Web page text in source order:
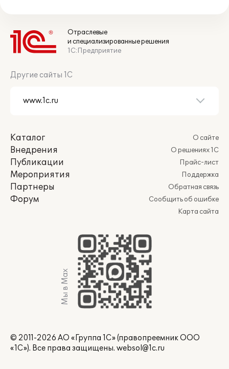
Отраслевые
и специализированные решения
1С:Предприятие
Другие сайты 1С
Каталог
Внедрения
Публикации
Мероприятия
Партнеры
Форум
О сайте
О решениях 1С
Прайс-лист
Поддержка
Обратная связь
Сообщить об ошибке
Карта сайта
Мы в Max
© 2011-2026 АО «Группа 1С» (правопреемник ООО
«1С»). Все права защищены. websol@1c.ru